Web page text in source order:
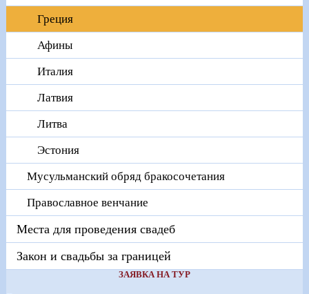
Греция
Афины
Италия
Латвия
Литва
Эстония
Мусульманский обряд бракосочетания
Православное венчание
Места для проведения свадеб
Закон и свадьбы за границей
ЗАЯВКА НА ТУР